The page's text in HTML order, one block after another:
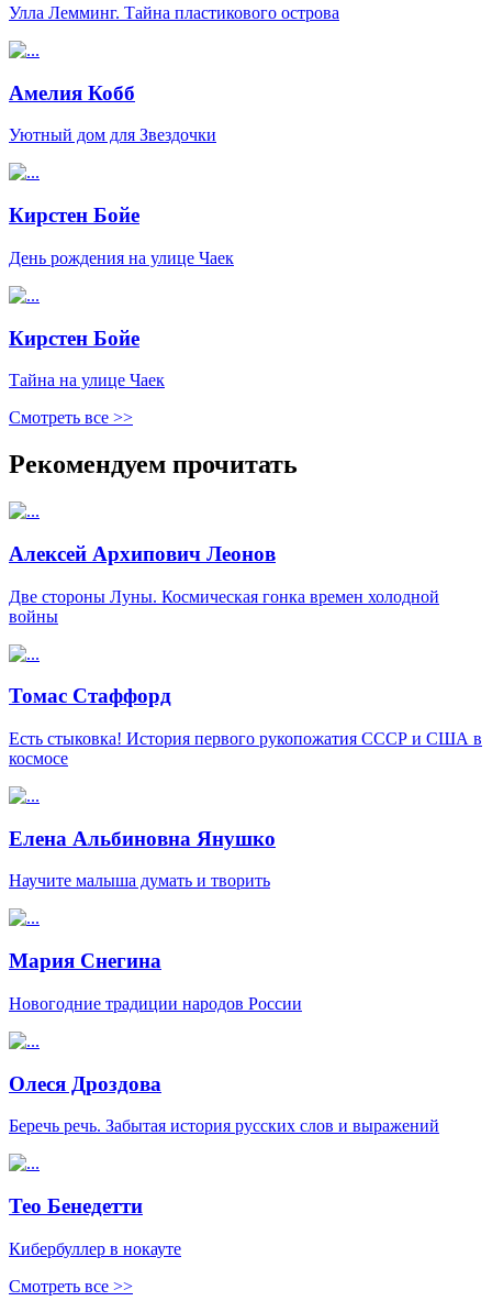
Улла Лемминг. Тайна пластикового острова
Амелия Кобб
Уютный дом для Звездочки
Кирстен Бойе
День рождения на улице Чаек
Кирстен Бойе
Тайна на улице Чаек
Смотреть все >>
Рекомендуем прочитать
Алексей Архипович Леонов
Две стороны Луны. Космическая гонка времен холодной
войны
Томас Стаффорд
Есть стыковка! История первого рукопожатия СССР и США в
космосе
Елена Альбиновна Янушко
Научите малыша думать и творить
Мария Снегина
Новогодние традиции народов России
Олеся Дроздова
Беречь речь. Забытая история русских слов и выражений
Тео Бенедетти
Кибербуллер в нокауте
Смотреть все >>